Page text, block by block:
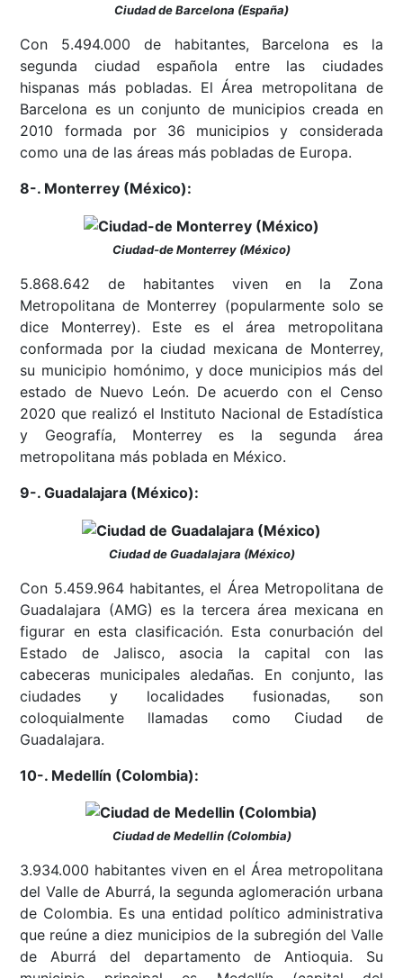
Ciudad de Barcelona (España)
Con 5.494.000 de habitantes, Barcelona es la
segunda ciudad española entre las ciudades
hispanas más pobladas. El Área metropolitana de
Barcelona es un conjunto de municipios creada en
2010 formada por 36 municipios y considerada
como una de las áreas más pobladas de Europa.
8-. Monterrey (México):
Ciudad-de Monterrey (México)
5.868.642 de habitantes viven en la Zona
Metropolitana de Monterrey (popularmente solo se
dice Monterrey). Este es el área metropolitana
conformada por la ciudad mexicana de Monterrey,
su municipio homónimo, y doce municipios más del
estado de Nuevo León. De acuerdo con el Censo
2020 que realizó el Instituto Nacional de Estadística
y Geografía, Monterrey es la segunda área
metropolitana más poblada en México.
9-. Guadalajara (México):
Ciudad de Guadalajara (México)
Con 5.459.964​ habitantes, el Área Metropolitana de
Guadalajara (AMG) es la tercera área mexicana en
figurar en esta clasificación. Esta conurbación del
Estado de Jalisco, asocia la capital con las
cabeceras municipales aledañas. En conjunto, las
ciudades y localidades fusionadas, son
coloquialmente llamadas como Ciudad de
Guadalajara.
10-. Medellín (Colombia):
Ciudad de Medellin (Colombia)
3.934.000 habitantes viven en el Área metropolitana
del Valle de Aburrá, la segunda aglomeración urbana
de Colombia. Es una entidad político administrativa
que reúne a diez municipios de la subregión del Valle
de Aburrá del departamento de Antioquia. Su